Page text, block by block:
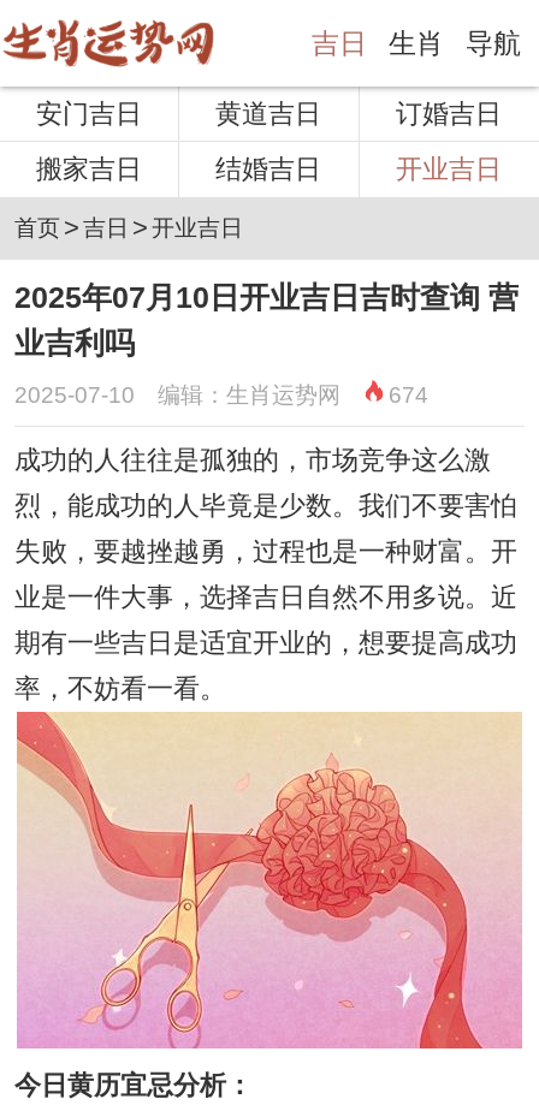
吉日 生肖 导航
安门吉日 黄道吉日
订婚吉日
搬家吉日
结婚吉日 开业吉日
首页>吉日 >开业吉日
2025年07月10日开业吉日吉时查询 营
业吉利吗
2025-07-10 编辑：生肖运势网 674
成功的人往往是孤独的，市场竞争这么激
烈，能成功的人毕竟是少数。我们不要害怕
失败，要越挫越勇，过程也是一种财富。开
业是一件大事，选择吉日自然不用多说。近
期有一些吉日是适宜开业的，想要提高成功
率，不妨看一看。
今日黄历宜忌分析：